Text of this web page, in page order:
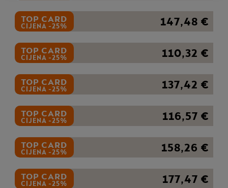
TOP CARD
CIJENA -25% 147,48 €
TOP CARD
CIJENA -25% 110,32 €
TOP CARD
CIJENA -25% 137,42 €
TOP CARD
CIJENA -25% 116,57 €
TOP CARD
CIJENA -25% 158,26 €
TOP CARD
CIJENA -25% 177,47 €